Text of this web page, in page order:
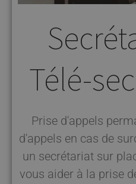
Télé-
Prise d'appels
d'appels en cas de
un secrétariat sur
vous aider à la prise